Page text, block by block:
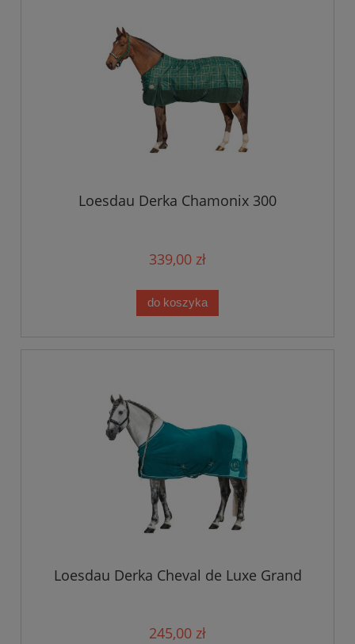
Loesdau Derka Chamonix 300
339,00 zł
do koszyka
Loesdau Derka Cheval de Luxe Grand
245,00 zł